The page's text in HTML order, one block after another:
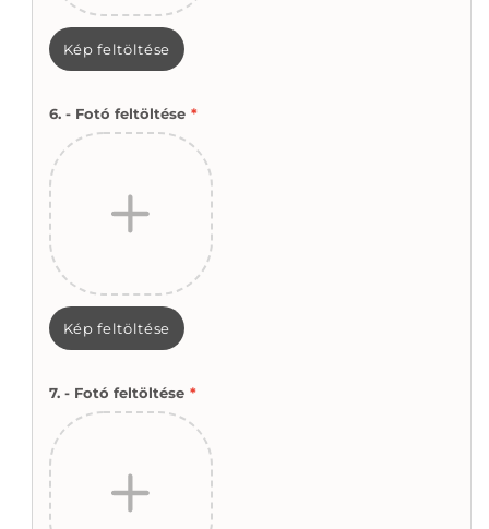
Kép feltöltése
6. - Fotó feltöltése *
Kép feltöltése
7. - Fotó feltöltése *